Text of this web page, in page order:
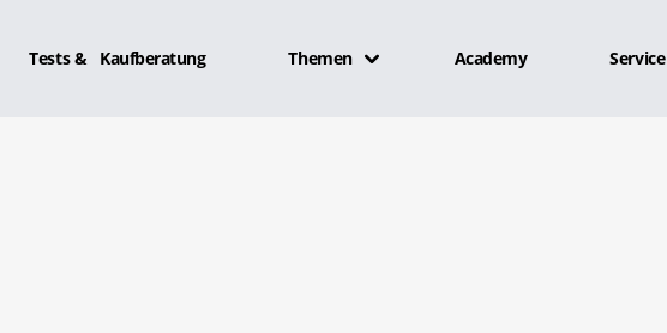
Tests & Kaufberatung Themen Academy Service